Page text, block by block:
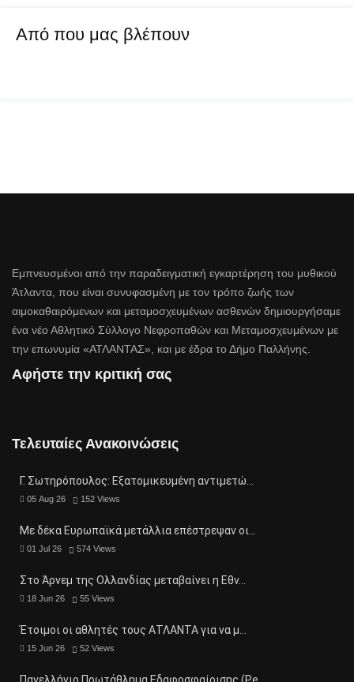
Από που μας βλέπουν
Εμπνευσμένοι από την παραδειγματική εγκαρτέρηση του μυθικού
Άτλαντα, που είναι συνυφασμένη με τον τρόπο ζωής των
αιμοκαθαιρόμενων και μεταμοσχευμένων ασθενών δημιουργήσαμε
ένα νέο Αθλητικό Σύλλογο Νεφροπαθών και Μεταμοσχευμένων με
την επωνυμία «ΑΤΛΑΝΤΑΣ», και με έδρα το Δήμο Παλλήνης.
Αφήστε την κριτική σας
Τελευταίες Ανακοινώσεις
Γ. Σωτηρόπουλος: Eξατομικευμένη αντιμετώ…
05 Aug 26 152 Views
Με δέκα Ευρωπαϊκά μετάλλια επέστρεψαν οι…
01 Jul 26 574 Views
Στο Άρνεμ της Ολλανδίας μεταβαίνει η Εθν…
18 Jun 26 55 Views
Έτοιμοι οι αθλητές τους ΑΤΛΑΝΤΑ για να μ…
15 Jun 26 52 Views